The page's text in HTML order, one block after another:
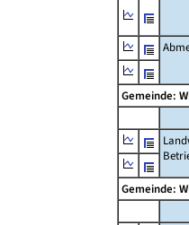
Gemeinde:
Gemeinde: